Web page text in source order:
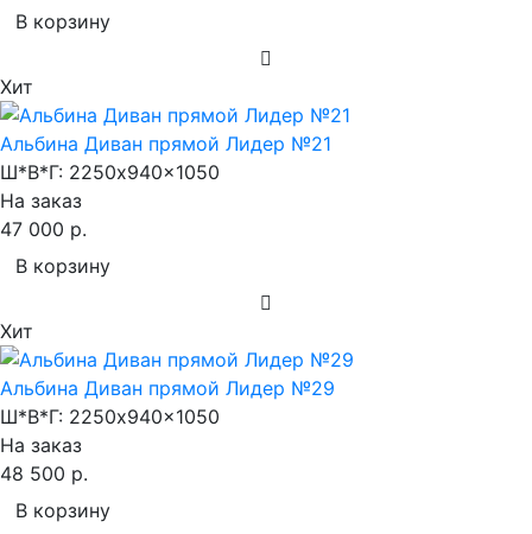
В корзину
Хит
Альбина Диван прямой Лидер №21
Ш*В*Г: 2250x940x1050
На заказ
47 000 р.
В корзину
Хит
Альбина Диван прямой Лидер №29
Ш*В*Г: 2250x940x1050
На заказ
48 500 р.
В корзину